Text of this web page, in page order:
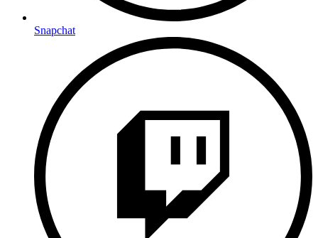
Snapchat